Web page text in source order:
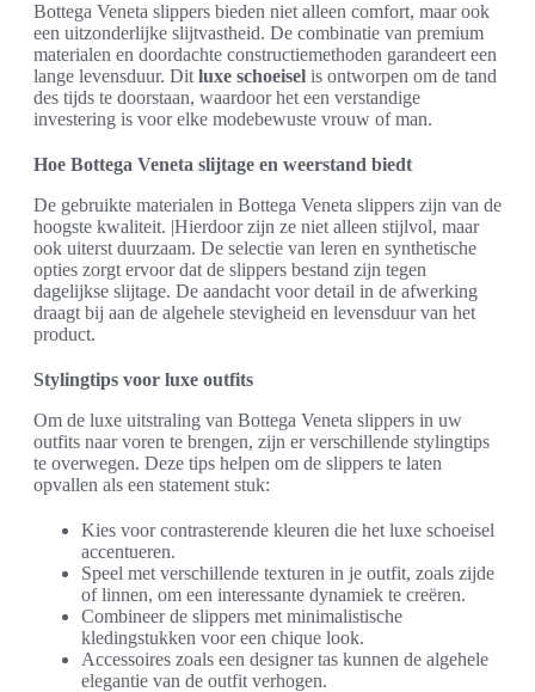
Bottega Veneta slippers bieden niet alleen comfort, maar ook
een uitzonderlijke slijtvastheid. De combinatie van premium
materialen en doordachte constructiemethoden garandeert een
lange levensduur. Dit luxe schoeisel is ontworpen om de tand
des tijds te doorstaan, waardoor het een verstandige
investering is voor elke modebewuste vrouw of man.
Hoe Bottega Veneta slijtage en weerstand biedt
De gebruikte materialen in Bottega Veneta slippers zijn van de
hoogste kwaliteit. |Hierdoor zijn ze niet alleen stijlvol, maar
ook uiterst duurzaam. De selectie van leren en synthetische
opties zorgt ervoor dat de slippers bestand zijn tegen
dagelijkse slijtage. De aandacht voor detail in de afwerking
draagt bij aan de algehele stevigheid en levensduur van het
product.
Stylingtips voor luxe outfits
Om de luxe uitstraling van Bottega Veneta slippers in uw
outfits naar voren te brengen, zijn er verschillende stylingtips
te overwegen. Deze tips helpen om de slippers te laten
opvallen als een statement stuk:
Kies voor contrasterende kleuren die het luxe schoeisel
accentueren.
Speel met verschillende texturen in je outfit, zoals zijde
of linnen, om een interessante dynamiek te creëren.
Combineer de slippers met minimalistische
kledingstukken voor een chique look.
Accessoires zoals een designer tas kunnen de algehele
elegantie van de outfit verhogen.